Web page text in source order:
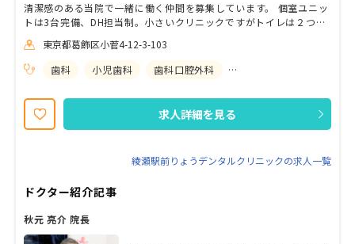
清潔感のある当院で一緒に働く仲間を募集しています。 個室ユニッ
トは3台完備、DH担当制。小さいクリニックですがトイレは２つあ
人間関係も良好で、冗談好きの院長を筆頭に、明るいメンバーがそ
ろっています。 育児との両立も応援しますので、勤務時間やお休み
についてはご相談ください！ 予防歯科を中心に、自費診療も経験で
ますが、学生アルバイトもご相談ください。見学だけでも歓迎いた
しますので、お気軽にお問い合わせください。
東京都葛飾区小菅4-12-3-103
歯科
小児歯科 歯科口腔外科 矯正歯科
求人詳細を見る
綾瀬駅前りょうデンタルクリニックの求人一覧
ドクター紹介記事
秋元 亮介 院長